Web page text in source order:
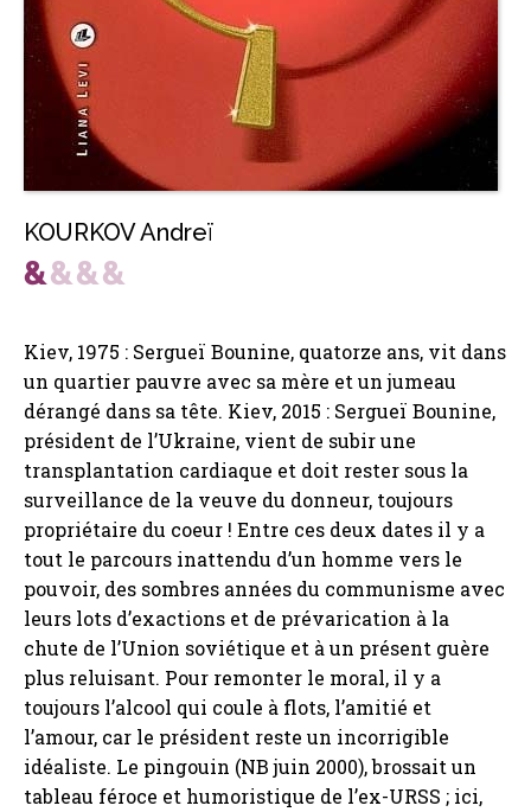
KOURKOV Andreï
Kiev, 1975 : Sergueï Bounine, quatorze ans, vit dans
un quartier pauvre avec sa mère et un jumeau
dérangé dans sa tête. Kiev, 2015 : Sergueï Bounine,
président de l’Ukraine, vient de subir une
transplantation cardiaque et doit rester sous la
surveillance de la veuve du donneur, toujours
propriétaire du coeur ! Entre ces deux dates il y a
tout le parcours inattendu d’un homme vers le
pouvoir, des sombres années du communisme avec
leurs lots d’exactions et de prévarication à la
chute de l’Union soviétique et à un présent guère
plus reluisant. Pour remonter le moral, il y a
toujours l’alcool qui coule à flots, l’amitié et
l’amour, car le président reste un incorrigible
idéaliste. Le pingouin (NB juin 2000), brossait un
tableau féroce et humoristique de l’ex-URSS ; ici,